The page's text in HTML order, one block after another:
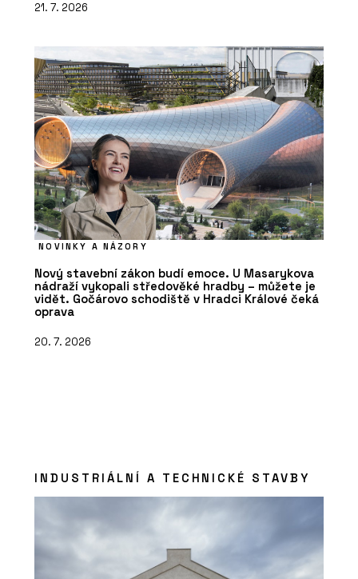
21. 7. 2026
NOVINKY A NÁZORY
Nový stavební zákon budí emoce. U Masarykova
nádraží vykopali středověké hradby – můžete je
vidět. Gočárovo schodiště v Hradci Králové čeká
oprava
20. 7. 2026
INDUSTRIÁLNÍ A TECHNICKÉ STAVBY